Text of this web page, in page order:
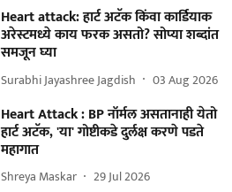
Heart attack: हार्ट अटॅक किंवा कार्डियाक
अरेस्टमध्ये काय फरक असतो? सोप्या शब्दांत
समजून घ्या
Surabhi Jayashree Jagdish 03 Aug 2026
Heart Attack : BP नॉर्मल असतानाही येतो
हार्ट अटॅक, 'या' गोष्टीकडे दुर्लक्ष करणे पडते
महागात
Shreya Maskar 29 Jul 2026